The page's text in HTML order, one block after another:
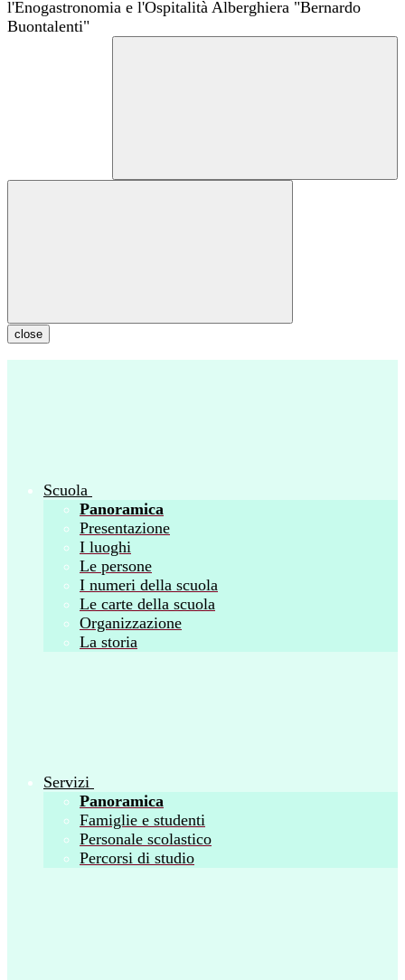
close
Scuola
Panoramica
Presentazione
I luoghi
Le persone
I numeri della scuola
Le carte della scuola
Organizzazione
La storia
Servizi
Panoramica
Famiglie e studenti
Personale scolastico
Percorsi di studio